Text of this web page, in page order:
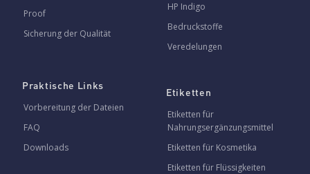
Proof
Sicherung der Qualität
Praktische Links
Vorbereitung der Dateien
FAQ
Downloads
HP Indigo
Bedruckstoffe
Veredelungen
Etiketten
Etiketten für
Nahrungsergänzungsmittel
Etiketten für Kosmetika
Etiketten für Flüssigkeiten